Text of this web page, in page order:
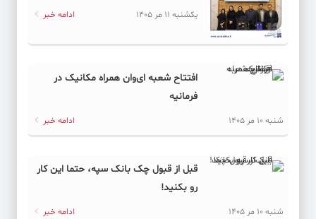
یکشنبه 11 مر 1405 ادامه خبر
افتتاح شعبه ای‌وان همراه مکانیک در
فرمانیه
شنبه 10 مر 1405 ادامه خبر
قبل از قبول چک بانک سپه، حتما این کار
رو بکنید!
شنبه 10 مر 1405 ادامه خبر